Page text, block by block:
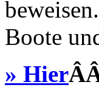
Boote
» Hier